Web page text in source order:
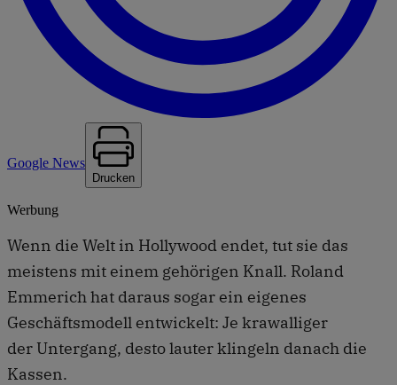
Google News
Drucken
Werbung
Wenn die Welt in Hollywood endet, tut sie das
meistens mit einem gehörigen Knall. Roland
Emmerich hat daraus sogar ein eigenes
Geschäftsmodell entwickelt: Je krawalliger
der Untergang, desto lauter klingeln danach die
Kassen.